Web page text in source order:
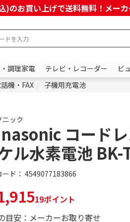
のお買い上げで送料無料！メー
調理家電 テレビ・レコーダー ビ
機・FAX
子機用充電池
ック
コード
ル水素電池
ド： 4549077183866
19ポイント
目安：メーカーお取り寄せ